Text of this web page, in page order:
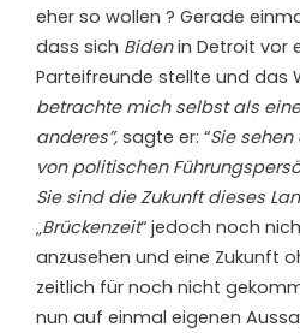
eher so wollen ? Gerade
dass sich Bidenin Detroit vor
Parteifreunde stellte und das
betrachte mich selbst als
anderes”, sagte er: “Sie
von politischen
Sie sind die Zukunft dieses
„Brückenzeit“ jedoch noch
anzusehen und eine Zukunft
zeitlich für noch nicht
nun auf einmal eigenen